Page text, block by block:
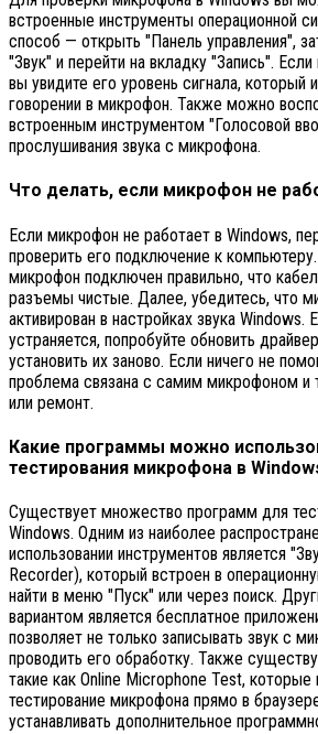
встроенные инструменты операционной
способ — открыть "Панель управления",
"Звук" и перейти на вкладку "Запись".
вы увидите его уровень сигнала, который
говорении в микрофон. Также можно
встроенным инструментом "Голосовой
прослушивания звука с микрофона.
Что делать, если микрофон не
Если микрофон не работает в Windows,
проверить его подключение к
микрофон подключен правильно, что
разъемы чистые. Далее, убедитесь, что
активирован в настройках звука Windows.
устраняется, попробуйте обновить
установить их заново. Если ничего не
проблема связана с самим микрофоном и
или ремонт.
Какие программы можно
тестирования микрофона в
Существует множество программ для
Windows. Одним из наиболее
использовании инструментов является
Recorder), который встроен в
найти в меню "Пуск" или через поиск.
вариантом является бесплатное
позволяет не только записывать звук с
проводить его обработку. Также
такие как Online Microphone Test,
тестирование микрофона прямо в
устанавливать дополнительное